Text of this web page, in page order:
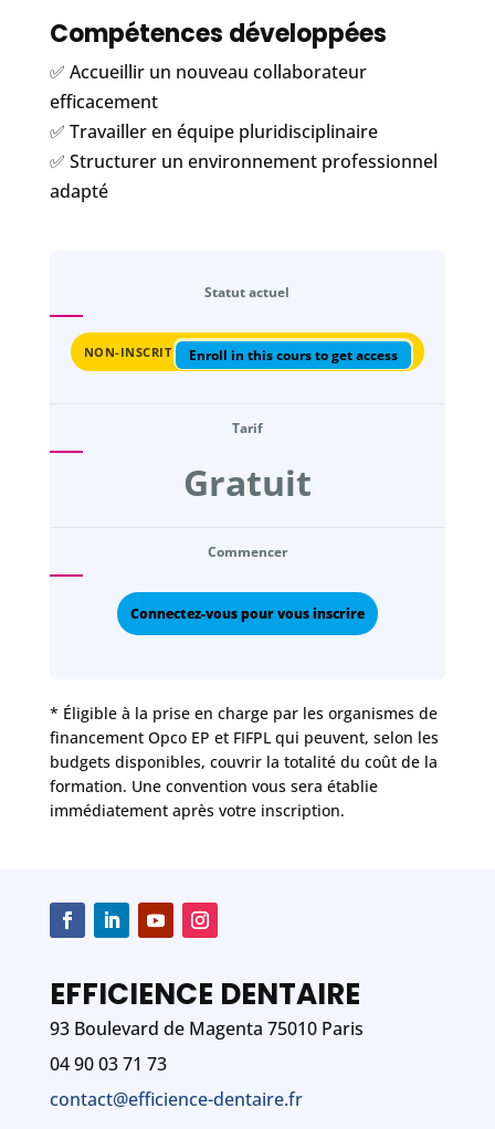
Compétences développées
✅ Accueillir un nouveau collaborateur
efficacement
✅ Travailler en équipe pluridisciplinaire
✅ Structurer un environnement professionnel
adapté
Statut actuel
NON-INSCRIT Enroll in this cours to get access
Tarif
Gratuit
Commencer
Connectez-vous pour vous inscrire
* Éligible à la prise en charge par les organismes de
financement Opco EP et FIFPL qui peuvent, selon les
budgets disponibles, couvrir la totalité du coût de la
formation. Une convention vous sera établie
immédiatement après votre inscription.
EFFICIENCE DENTAIRE
93 Boulevard de Magenta 75010 Paris
04 90 03 71 73
contact@efficience-dentaire.fr